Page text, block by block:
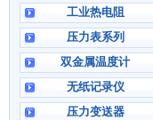
工业热电阻
压力表系列
双金属温度计
无纸记录仪
压力变送器